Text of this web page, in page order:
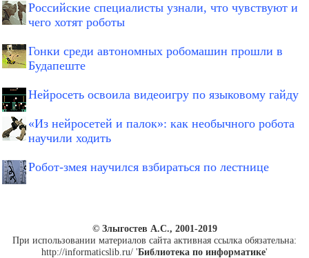
Российские специалисты узнали, что чувствуют и
чего хотят роботы
Гонки среди автономных робомашин прошли в
Будапеште
Нейросеть освоила видеоигру по языковому гайду
«Из нейросетей и палок»: как необычного робота
научили ходить
Робот-змея научился взбираться по лестнице
© Злыгостев А.С., 2001-2019
При использовании материалов сайта активная ссылка обязательна:
http://informaticslib.ru/ 'Библиотека по информатике'